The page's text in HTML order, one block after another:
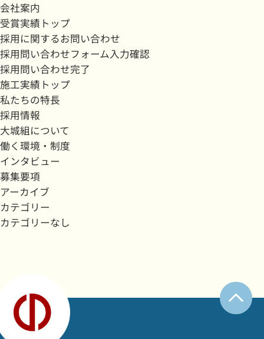
会社案内
受賞実績トップ
採用に関するお問い合わせ
採用問い合わせフォーム入力確認
採用問い合わせ完了
施工実績トップ
私たちの特長
採用情報
大城組について
働く環境・制度
インタビュー
募集要項
アーカイブ
カテゴリー
カテゴリーなし